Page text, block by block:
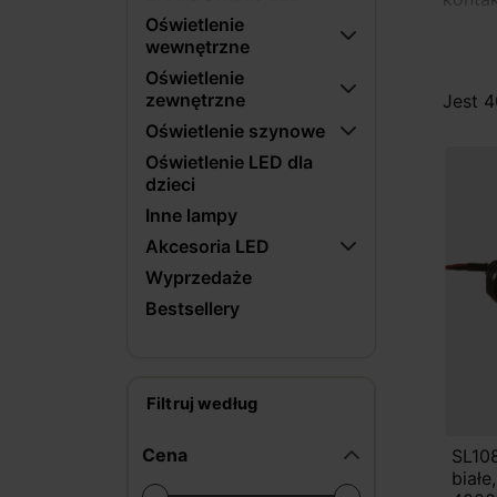
Oświetlenie
wewnętrzne
Oświetlenie
zewnętrzne
Oświetlenie szynowe
Oświetlenie LED dla
dzieci
Inne lampy
Akcesoria LED
Wyprzedaże
Bestsellery
Filtruj według
Cena
Jest